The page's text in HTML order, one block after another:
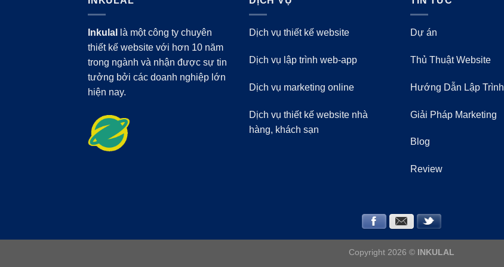
Inkulal
là một công ty chuyên
thiết kế website với hơn 10 năm
trong ngành và nhận được sự tin
tưởng bởi các doanh nghiệp lớn
hiện nay.
Dịch vụ thiết kế website
Dịch vụ lập trình web-app
Dịch vụ marketing online
Dịch vụ thiết kế website nhà
hàng, khách sạn
Dự án
Thủ Thuật Website
Hướng Dẫn Lập Trình
Giải Pháp Marketing
Blog
Review
Copyright 2026 © INKULAL